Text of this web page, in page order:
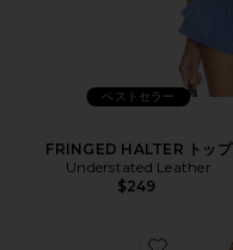
ベストセラー
FRINGED HALTER トップ
Understated Leather
$249